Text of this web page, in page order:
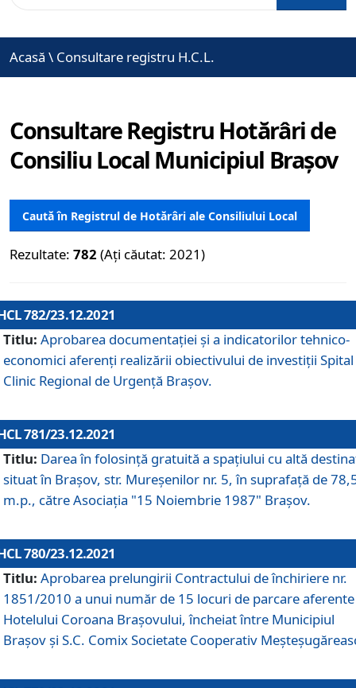
Acasă \ Consultare registru H.C.L.
Consultare Registru Hotărâri de
Consiliu Local Municipiul Brașov
Caută în Registrul de Hotărâri ale Consiliului Local
Rezultate: 782 (Ați căutat: 2021)
782/23.12.2021
Titlu: Aprobarea documentației și a indicatorilor tehnico-
economici aferenți realizării obiectivului de investiții Spital
Clinic Regional de Urgență Brașov.
781/23.12.2021
Titlu: Darea în folosinţă gratuită a spaţiului cu altă
situat în Braşov, str. Mureşenilor nr. 5, în suprafaţă de
m.p., către Asociaţia "15 Noiembrie 1987" Braşov.
780/23.12.2021
Titlu: Aprobarea prelungirii Contractului de închiriere nr.
1851/2010 a unui număr de 15 locuri de parcare aferente
Hotelului Coroana Brașovului, încheiat între Municipiul
Braşov şi S.C. Comix Societate Cooperativ